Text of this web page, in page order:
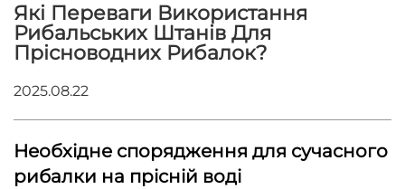
Які Переваги Використання
Рибальських Штанів Для
Прісноводних Рибалок?
2025.08.22
Необхідне спорядження для сучасного
рибалки на прісній воді